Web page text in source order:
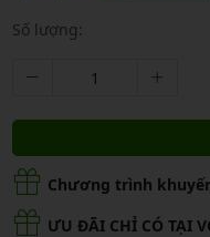
Số lượng:
Chương trình
ƯU ĐÃI CHỈ CÓ TẠI